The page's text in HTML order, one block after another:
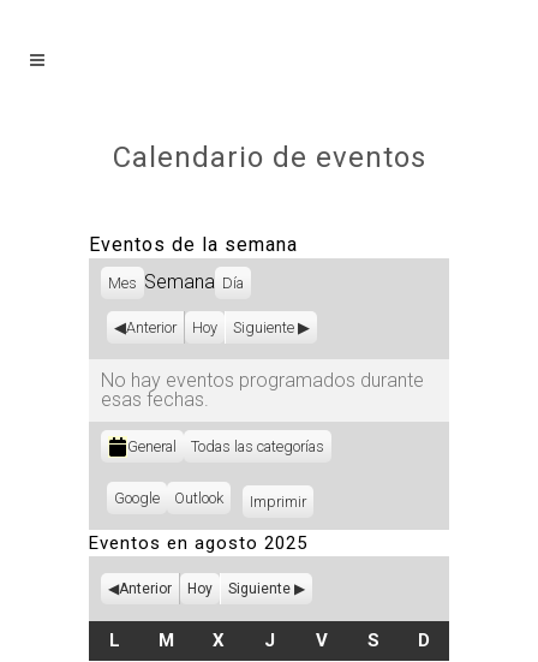
Calendario de eventos
Eventos de la semana
Mes Semana Día
Anterior Hoy Siguiente
No hay eventos programados durante
esas fechas.
Categorías
General Todas las categorías
Subscribe
Google
Subscribe
Outlook ImprimirVistas
Eventos en agosto 2025
Anterior Hoy Siguiente
L LUNES
M MARTES
XMIÉRCOLES
J JUEVES
VVIERNES
SSÁBADO
D